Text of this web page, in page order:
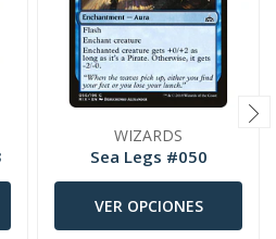
WIZARDS
Sea Legs #050
VER OPCIONES